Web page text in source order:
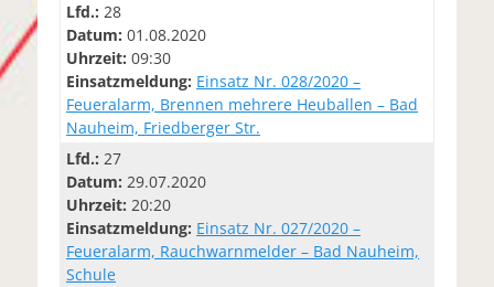
Lfd.: 28
Datum: 01.08.2020
Uhrzeit: 09:30
Einsatzmeldung: Einsatz Nr. 028/2020 –
Feueralarm, Brennen mehrere Heuballen – Bad
Nauheim, Friedberger Str.
Lfd.: 27
Datum: 29.07.2020
Uhrzeit: 20:20
Einsatzmeldung: Einsatz Nr. 027/2020 –
Feueralarm, Rauchwarnmelder – Bad Nauheim,
Schule